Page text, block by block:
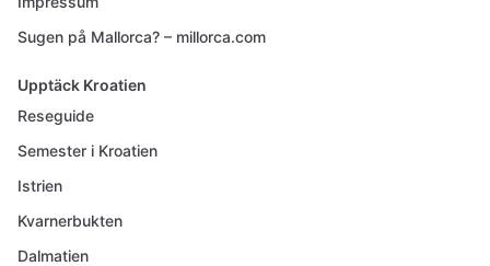
Sugen på Mallorca? – millorca.com
Upptäck Kroatien
Reseguide
Semester i Kroatien
Istrien
Kvarnerbukten
Dalmatien